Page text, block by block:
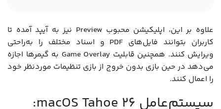
علاوه بر این، اپلیکیشن محبوب Preview نیز به آیپد آمده تا
کاربران بتوانند فایل‌های PDF و اسناد مختلف را به‌راحتی
ویرایش کنند. همچنین قابلیت Game Overlay به گیمرها اجازه
می‌دهد در حین بازی بدون خروج از بازی تنظیمات موردنظر خود
را اعمال کنند.
سیستم‌عامل macOS Tahoe 26: